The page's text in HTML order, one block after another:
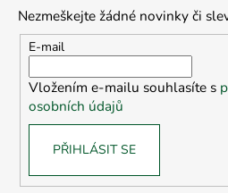
Nezmeškejte žádné novinky či
E-mail
Vložením e-mailu souhlasíte s
osobních údajů
PŘIHLÁSIT SE